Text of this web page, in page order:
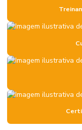
Certificação nebosh
Certificação NEBOSH
Certificação nebosh
Certificação psm
Certificação samtrac